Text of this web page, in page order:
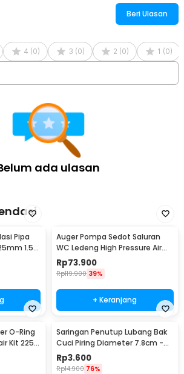
Beri Ulasan
4 (0) 3 (0) 2 (0) 1 (0)
ada ulasan
Pipa
1.5M
Auger Pompa Sedot Saluran
WC Ledeng High Pressure Air
Drain Plunger - JJ63010
Rp73.900
Rp119.900 39%
+ Keranjang
O-Ring
Kit 225
Saringan Penutup Lubang Bak
Cuci Piring Diameter 7.8cm -
M128
Rp3.600
Rp14.900 76%